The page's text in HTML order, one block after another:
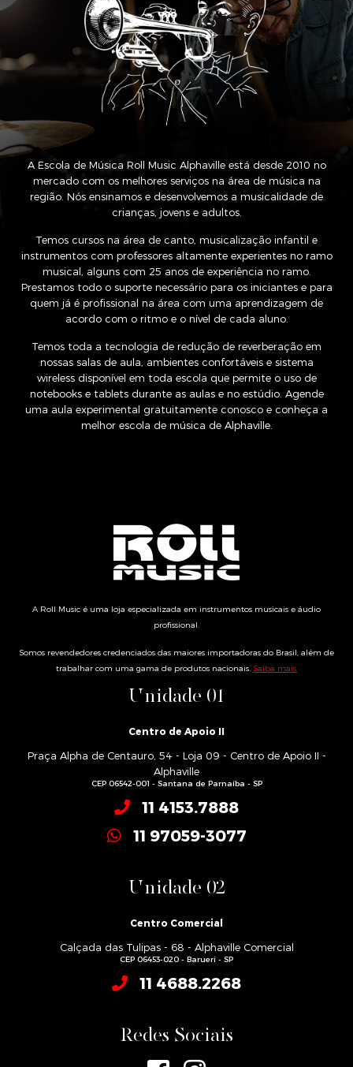
A Escola de Música Roll Music Alphaville está desde 2010 no
mercado com os melhores serviços na área de música na
região. Nós ensinamos e desenvolvemos a musicalidade de
crianças, jovens e adultos.
Temos cursos na área de canto, musicalização infantil e
instrumentos com professores altamente experientes no ramo
musical, alguns com 25 anos de experiência no ramo.
Prestamos todo o suporte necessário para os iniciantes e para
quem já é profissional na área com uma aprendizagem de
acordo com o ritmo e o nível de cada aluno.
Temos toda a tecnologia de redução de reverberação em
nossas salas de aula, ambientes confortáveis e sistema
wireless disponível em toda escola que permite o uso de
notebooks e tablets durante as aulas e no estúdio. Agende
uma aula experimental gratuitamente conosco e conheça a
melhor escola de música de Alphaville.
A Roll Music é uma loja especializada em instrumentos musicais e áudio
profissional.
Somos revendedores credenciados das maiores importadoras do Brasil, além de
trabalhar com uma gama de produtos nacionais. Saiba mais.
Unidade 01
Centro de Apoio II
Praça Alpha de Centauro, 54 - Loja 09 - Centro de Apoio II -
Alphaville
CEP 06542-001 - Santana de Parnaíba - SP
11 4153.7888
11 97059-3077
Unidade 02
Centro Comercial
Calçada das Tulipas - 68 - Alphaville Comercial
CEP 06453-020 - Barueri - SP
11 4688.2268
Redes Sociais